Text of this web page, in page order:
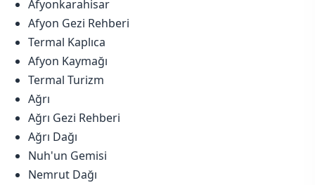
Afyonkarahisar
Afyon Gezi Rehberi
Termal Kaplıca
Afyon Kaymağı
Termal Turizm
Ağrı
Ağrı Gezi Rehberi
Ağrı Dağı
Nuh'un Gemisi
Nemrut Dağı